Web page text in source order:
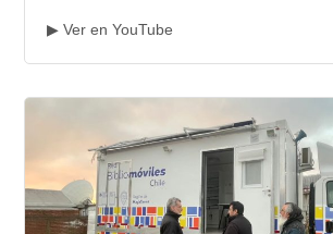
▶ Ver en YouTube